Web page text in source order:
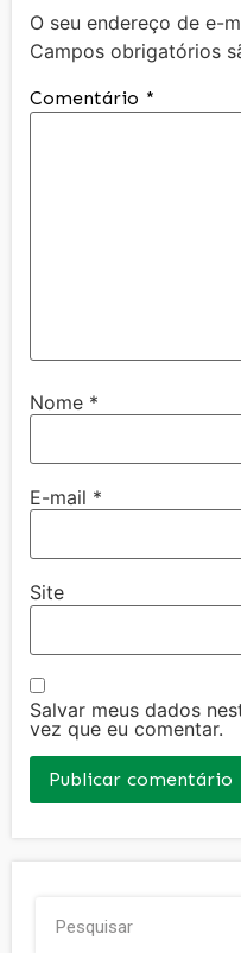
O seu endereço de e-
Campos obrigatórios
Comentário *
Nome *
E-mail *
Site
Salvar meus dados
vez que eu comentar.